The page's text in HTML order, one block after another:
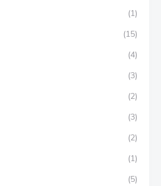
(1)
(15)
(4)
(3)
(2)
(3)
(2)
(1)
(5)